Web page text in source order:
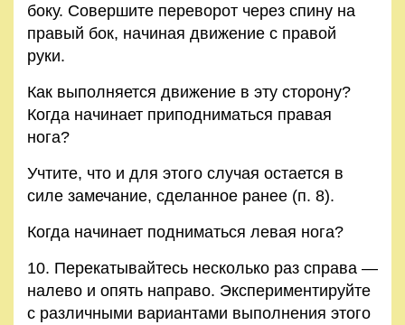
боку. Совершите переворот через спину на
правый бок, начиная движение с правой
руки.
Как выполняется движение в эту сторону?
Когда начинает приподниматься правая
нога?
Учтите, что и для этого случая остается в
силе замечание, сделанное ранее (п. 8).
Когда начинает подниматься левая нога?
10. Перекатывайтесь несколько раз справа —
налево и опять направо. Экспериментируйте
с различными вариантами выполнения этого